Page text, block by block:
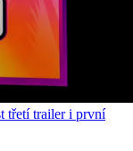
třetí trailer i první